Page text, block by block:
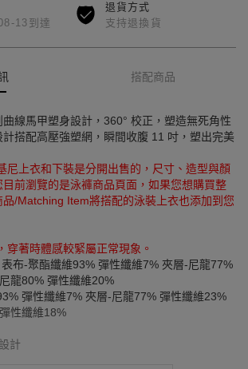
13到達
退貨方式
支持退換貨
搭配商品
線馬甲塑身設計，360° 校正，塑造無死角性
搭配高壓強塑網，瞬間收腹 11 吋，塑出完美
尼上衣和下裝是分開出售的，尺寸、造型與顏
前瀏覽的是泳褲商品頁面，如果您想購買整
/Matching Item將搭配的泳裝上衣也添加到您
穿著時體感較緊屬正常現象。
布-聚酯纖維93% 彈性纖維7% 夾層-尼龍77%
龍80% 彈性纖維20%
彈性纖維7% 夾層-尼龍77% 彈性纖維23%
性纖維18%
計